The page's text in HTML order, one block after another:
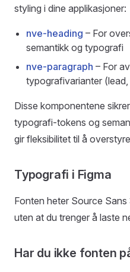
styling i dine applikasjoner:
nve-heading – For
semantikk og typografi
nve-paragraph – For
typografivarianter
Disse komponentene
typografi-tokens og
gir fleksibilitet til å
Typografi i Figma
Fonten heter Source Sans
uten at du trenger å laste
Har du ikke fonten